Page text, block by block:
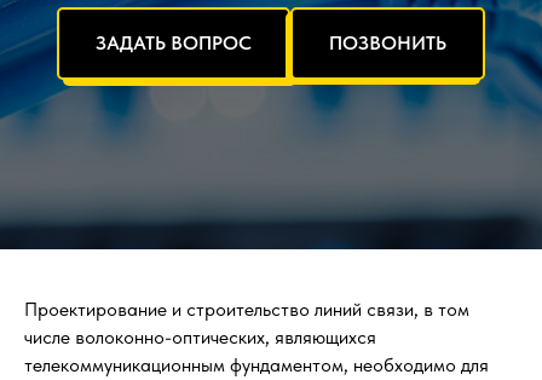
ЗАДАТЬ ВОПРОС ПОЗВОНИТЬ
Проектирование и строительство линий связи, в том
числе волоконно-оптических, являющихся
телекоммуникационным фундаментом, необходимо для